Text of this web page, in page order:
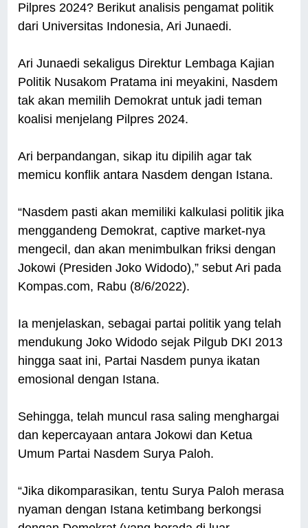
Pilpres 2024? Berikut analisis pengamat politik
dari Universitas Indonesia, Ari Junaedi.
Ari Junaedi sekaligus Direktur Lembaga Kajian
Politik Nusakom Pratama ini meyakini, Nasdem
tak akan memilih Demokrat untuk jadi teman
koalisi menjelang Pilpres 2024.
Ari berpandangan, sikap itu dipilih agar tak
memicu konflik antara Nasdem dengan Istana.
“Nasdem pasti akan memiliki kalkulasi politik jika
menggandeng Demokrat, captive market-nya
mengecil, dan akan menimbulkan friksi dengan
Jokowi (Presiden Joko Widodo),” sebut Ari pada
Kompas.com, Rabu (8/6/2022).
Ia menjelaskan, sebagai partai politik yang telah
mendukung Joko Widodo sejak Pilgub DKI 2013
hingga saat ini, Partai Nasdem punya ikatan
emosional dengan Istana.
Sehingga, telah muncul rasa saling menghargai
dan kepercayaan antara Jokowi dan Ketua
Umum Partai Nasdem Surya Paloh.
“Jika dikomparasikan, tentu Surya Paloh merasa
nyaman dengan Istana ketimbang berkongsi